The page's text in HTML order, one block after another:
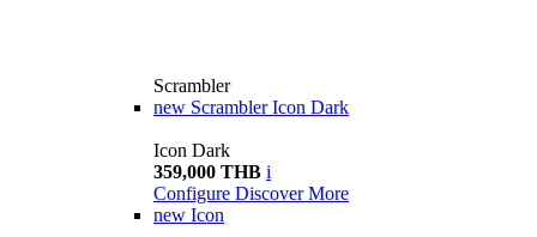
Scrambler
new Scrambler Icon Dark
Icon Dark
359,000 THB i
Configure Discover More
new Icon